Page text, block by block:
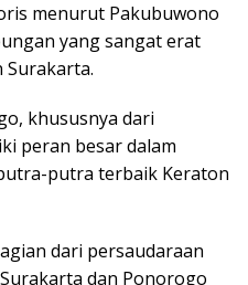
menurut Pakubuwono
yang sangat erat
Surakarta.
khususnya dari
peran besar dalam
putra terbaik Keraton
dari persaudaraan
dan Ponorogo